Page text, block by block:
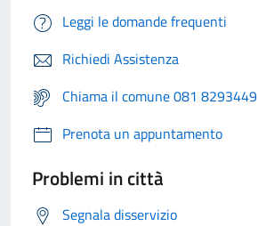
Leggi le domande frequenti
Richiedi Assistenza
Chiama il comune 081 8293449
Prenota un appuntamento
Problemi in città
Segnala disservizio